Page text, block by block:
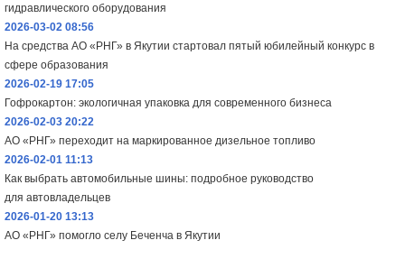
гидравлического оборудования
2026-03-02 08:56
На средства АО «РНГ» в Якутии стартовал пятый юбилейный конкурс в
сфере образования
2026-02-19 17:05
Гофрокартон: экологичная упаковка для современного бизнеса
2026-02-03 20:22
АО «РНГ» переходит на маркированное дизельное топливо
2026-02-01 11:13
Как выбрать автомобильные шины: подробное руководство
для автовладельцев
2026-01-20 13:13
АО «РНГ» помогло селу Беченча в Якутии